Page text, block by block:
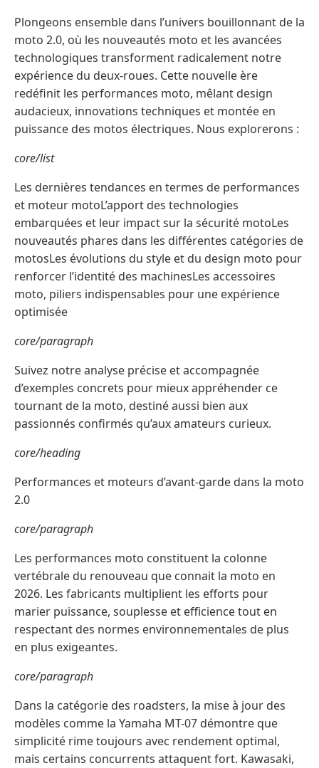
Plongeons ensemble dans l’univers bouillonnant de la
moto 2.0, où les nouveautés moto et les avancées
technologiques transforment radicalement notre
expérience du deux-roues. Cette nouvelle ère
redéfinit les performances moto, mêlant design
audacieux, innovations techniques et montée en
puissance des motos électriques. Nous explorerons :
core/list
Les dernières tendances en termes de performances
et moteur motoL’apport des technologies
embarquées et leur impact sur la sécurité motoLes
nouveautés phares dans les différentes catégories de
motosLes évolutions du style et du design moto pour
renforcer l’identité des machinesLes accessoires
moto, piliers indispensables pour une expérience
optimisée
core/paragraph
Suivez notre analyse précise et accompagnée
d’exemples concrets pour mieux appréhender ce
tournant de la moto, destiné aussi bien aux
passionnés confirmés qu’aux amateurs curieux.
core/heading
Performances et moteurs d’avant-garde dans la moto
2.0
core/paragraph
Les performances moto constituent la colonne
vertébrale du renouveau que connait la moto en
2026. Les fabricants multiplient les efforts pour
marier puissance, souplesse et efficience tout en
respectant des normes environnementales de plus
en plus exigeantes.
core/paragraph
Dans la catégorie des roadsters, la mise à jour des
modèles comme la Yamaha MT-07 démontre que
simplicité rime toujours avec rendement optimal,
mais certains concurrents attaquent fort. Kawasaki,